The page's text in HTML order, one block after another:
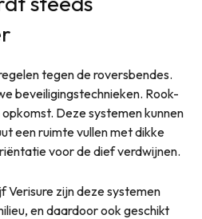
tegen de roversbendes.
beveiligingstechnieken. Rook-
Deze systemen kunnen
een ruimte vullen met dikke
voor de dief verdwijnen.
Verisure zijn deze systemen
en daardoor ook geschikt